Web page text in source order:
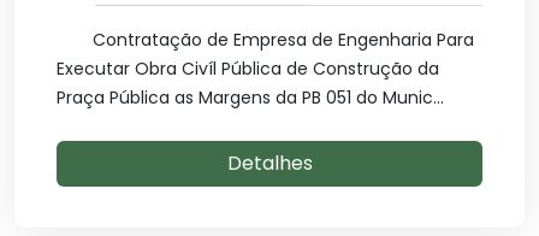
Contratação de Empresa de Engenharia Para
Executar Obra Civíl Pública de Construção da
Praça Pública as Margens da PB 051 do Munic...
Detalhes